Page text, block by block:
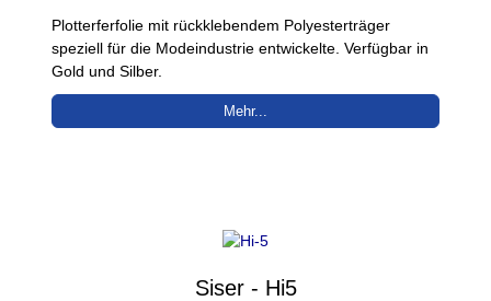
Plotterferfolie mit rückklebendem Polyesterträger
speziell für die Modeindustrie entwickelte. Verfügbar in
Gold und Silber.
Mehr...
Siser - Hi5